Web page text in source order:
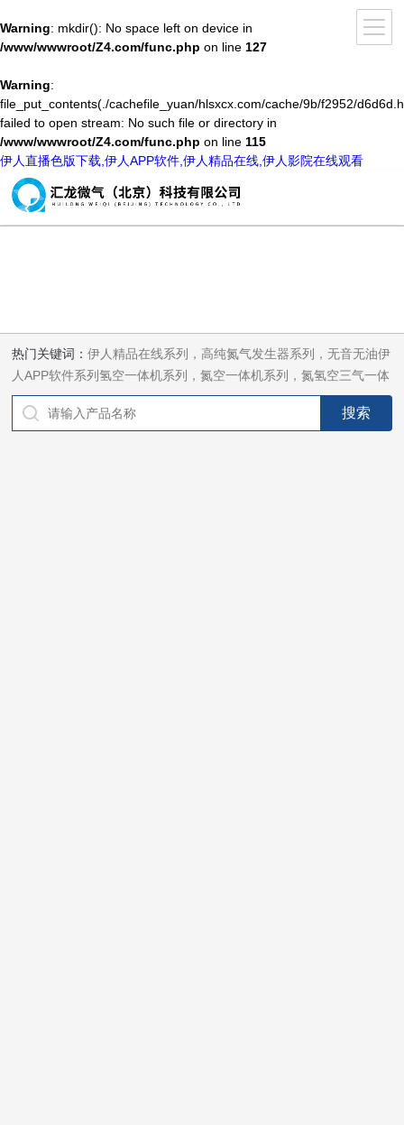
Warning: mkdir(): No space left on device in
/www/wwwroot/Z4.com/func.php on line 127
Warning:
file_put_contents(./cachefile_yuan/hlsxcx.com/cache/9b/f2952/
failed to open stream: No such file or directory in
/www/wwwroot/Z4.com/func.php on line 115
伊人直播色版下载,伊人APP软件,伊人精品在线,伊人影院在线观看
热门关键词：伊人精品在线系列，高纯氮气发生器系列，无音无油伊
人APP软件系列氢空一体机系列，氮空一体机系列，氮氢空三气一体
机系列，气体净化器系列，代理日本DKK-TOA水质分析，水质检测
仪器，代理南韩SitekPH/离子计，DO计，电导计，多功能计，